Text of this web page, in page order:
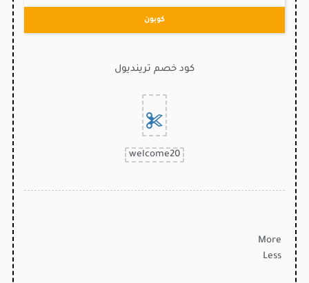
كوبون
كود خصم ترينديول
welcome20
More
Less